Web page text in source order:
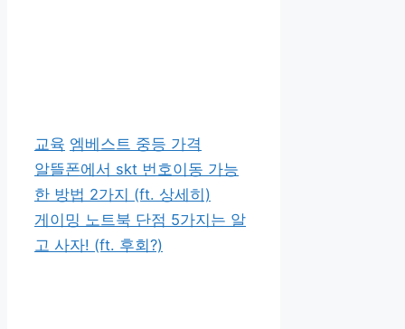
카
테
고
리
교육 태
그
엠베스트 중등 가격
알뜰폰에서 skt 번호이동 가능
한 방법 2가지 (ft. 상세히)
게이밍 노트북 단점 5가지는 알
고 사자! (ft. 후회?)